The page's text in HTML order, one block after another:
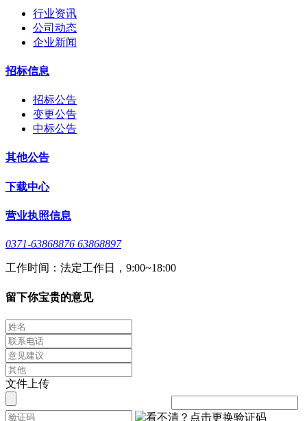
行业资讯
公司动态
企业新闻
招标信息
招标公告
变更公告
中标公告
其他公告
下载中心
营业执照信息
0371-63868876 63868897
工作时间：法定工作日，9:00~18:00
留下你宝贵的意见
文件上传